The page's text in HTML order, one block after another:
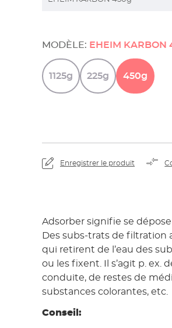
MODÈLE: EHEIM KARBON
1125g 225g 450g
Enregistrer le produit
Adsorber signifie se
Des subs-trats de filtration
qui retirent de l’eau des
ou les fixent. Il s’agit p. ex.
conduite, de restes de
substances colorantes, etc.
Conseil: